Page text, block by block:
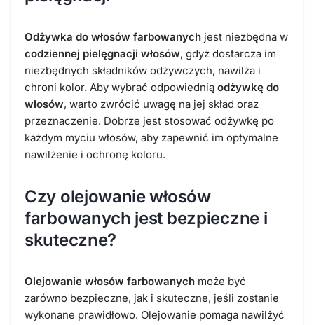
Odżywka do włosów farbowanych jest niezbędna w
codziennej pielęgnacji włosów, gdyż dostarcza im
niezbędnych składników odżywczych, nawilża i
chroni kolor. Aby wybrać odpowiednią odżywkę do
włosów, warto zwrócić uwagę na jej skład oraz
przeznaczenie. Dobrze jest stosować odżywkę po
każdym myciu włosów, aby zapewnić im optymalne
nawilżenie i ochronę koloru.
Czy olejowanie włosów
farbowanych jest bezpieczne i
skuteczne?
Olejowanie włosów farbowanych może być
zarówno bezpieczne, jak i skuteczne, jeśli zostanie
wykonane prawidłowo. Olejowanie pomaga nawilżyć